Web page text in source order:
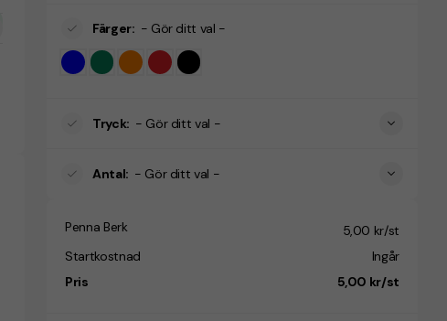
Färger: - Gör ditt val -
Tryck: - Gör ditt val -
Antal: - Gör ditt val -
Penna Berk
5,00 kr/st
Startkostnad
Ingår
Pris
5,00 kr/st